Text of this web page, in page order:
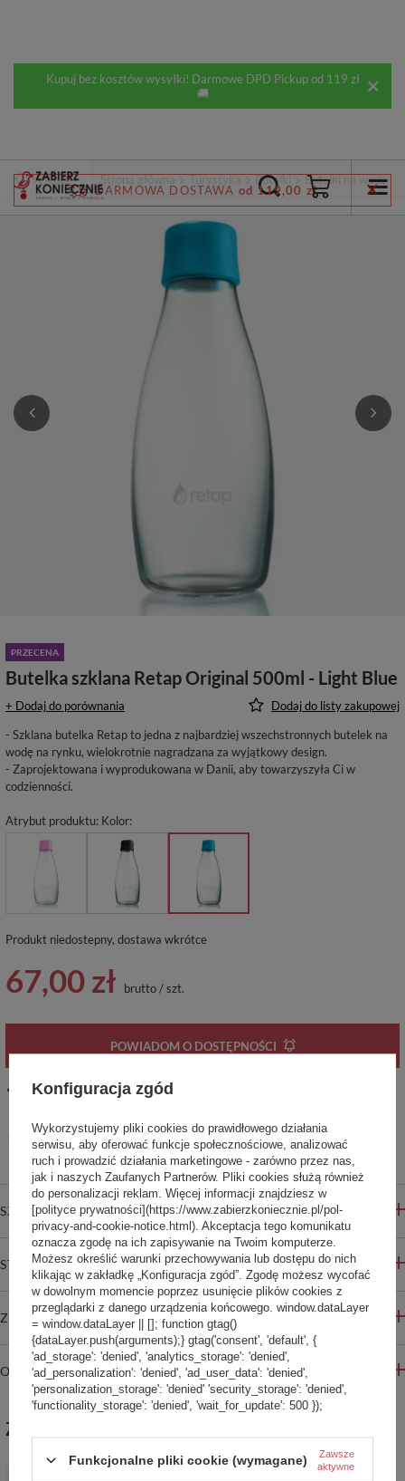
Kupuj bez kosztów wysyłki! Darmowe DPD Pickup od 119 zł
🚚
DARMOWA DOSTAWA od 119,00 zł
Wstecz Strona główna Turystyka Butelki Butelki na wodę
PRZECENA
Butelka szklana Retap Original 500ml - Light Blue
+ Dodaj do porównania
Dodaj do listy zakupowej
- Szklana butelka Retap to jedna z najbardziej wszechstronnych butelek na
wodę na rynku, wielokrotnie nagradzana za wyjątkowy design.
- Zaprojektowana i wyprodukowana w Danii, aby towarzyszyła Ci w
codzienności.
Atrybut produktu: Kolor
Produkt niedostepny, dostawa wkrótce
67,00 zł brutto/szt.
POWIADOM O DOSTĘPNOŚCI
14dni na łatwy zwrot
Bezpieczne zakupy
SZCZEGÓŁOWE INFORMACJE
STREFA REKOMENDACJI
ZADAJ PYTANIE
OPINIE
ZABIERZ JESZCZE :)
Butelka szklana Retap Original 800ml - Purple
Konfiguracja zgód
Wykorzystujemy pliki cookies do prawidłowego działania
serwisu, aby oferować funkcje społecznościowe, analizować
ruch i prowadzić działania marketingowe - zarówno przez nas,
jak i naszych Zaufanych Partnerów. Pliki cookies służą również
do personalizacji reklam. Więcej informacji znajdziesz w
[polityce prywatności](https://www.zabierzkoniecznie.pl/pol-
privacy-and-cookie-notice.html). Akceptacja tego komunikatu
oznacza zgodę na ich zapisywanie na Twoim komputerze.
Możesz określić warunki przechowywania lub dostępu do nich
klikając w zakładkę „Konfiguracja zgód”. Zgodę możesz wycofać
w dowolnym momencie poprzez usunięcie plików cookies z
przeglądarki z danego urządzenia końcowego. window.dataLayer
= window.dataLayer || []; function gtag()
{dataLayer.push(arguments);} gtag('consent', 'default', {
'ad_storage': 'denied', 'analytics_storage': 'denied',
'ad_personalization': 'denied', 'ad_user_data': 'denied',
'personalization_storage': 'denied' 'security_storage': 'denied',
'functionality_storage': 'denied', 'wait_for_update': 500 });
Funkcjonalne pliki cookie (wymagane)
Zawsze
aktywne